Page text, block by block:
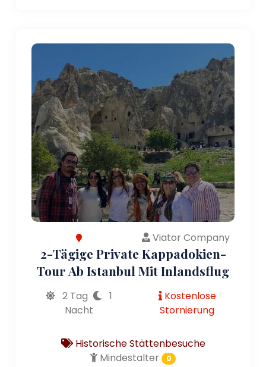
Viator Company
2-Tägige Private Kappadokien-
Tour Ab Istanbul Mit Inlandsflug
2 Tag
1
Nacht
Kostenlose
Stornierung
Historische Stättenbesuche
Mindestalter
0